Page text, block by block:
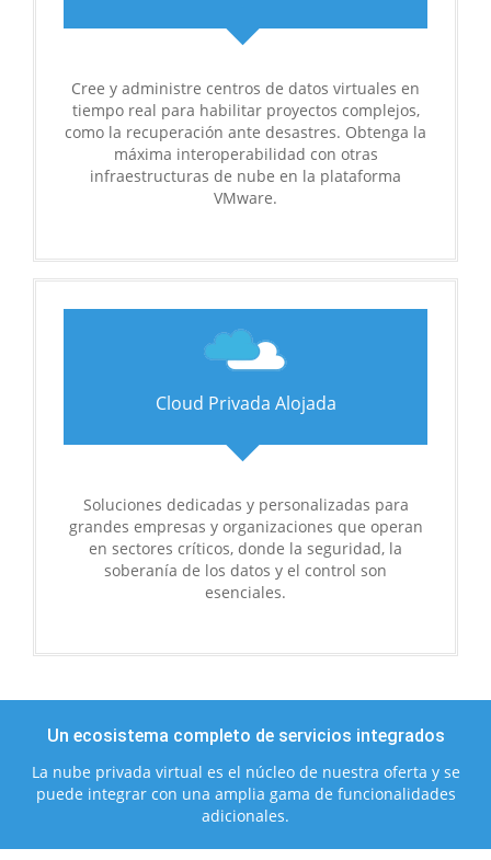
Cree y administre centros de datos virtuales en
tiempo real para habilitar proyectos complejos,
como la recuperación ante desastres. Obtenga la
máxima interoperabilidad con otras
infraestructuras de nube en la plataforma
VMware.
Cloud Privada Alojada
Soluciones dedicadas y personalizadas para
grandes empresas y organizaciones que operan
en sectores críticos, donde la seguridad, la
soberanía de los datos y el control son
esenciales.
Un ecosistema completo de servicios integrados
La nube privada virtual es el núcleo de nuestra oferta y se
puede integrar con una amplia gama de funcionalidades
adicionales.